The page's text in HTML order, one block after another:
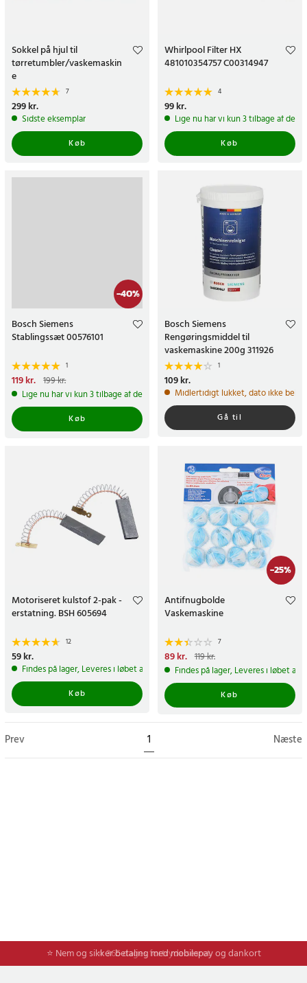
Sokkel på hjul til
tørretumbler/vaskemaskin
e
7
Pris:299 kr.
299 kr.
Sidste eksemplar
Køb
Whirlpool Filter HX
481010354757 C00314947
4
Pris:99 kr.
99 kr.
Lige nu har vi kun 3 tilbage af
Køb
-40%
Bosch Siemens
Stablingssæt 00576101
1
Nuværende pris
119 kr.Tidligere pris:199 kr.
119 kr. 199 kr.
Lige nu har vi kun 3 tilbage af dette produkt
Køb
Bosch Siemens
Rengøringsmiddel til
vaskemaskine 200g 311926
1
Pris:109 kr.
109 kr.
Midlertidigt lukket, dato ikke
Gå til
Motoriseret kulstof 2-pak -
erstatning. BSH 605694
12
Pris:59 kr.
59 kr.
Findes på lager, Leveres i løbet af 1-2 hverdage
Køb
-25%
Antifnugbolde
Vaskemaskine
7
Nuværende pris
pris:119 kr.
89 kr. 119 kr.
Findes på lager, Leveres i løbet af
Køb
Prev 1 Næste
⭐ Nem og sikker betaling med mobilepay og dankort